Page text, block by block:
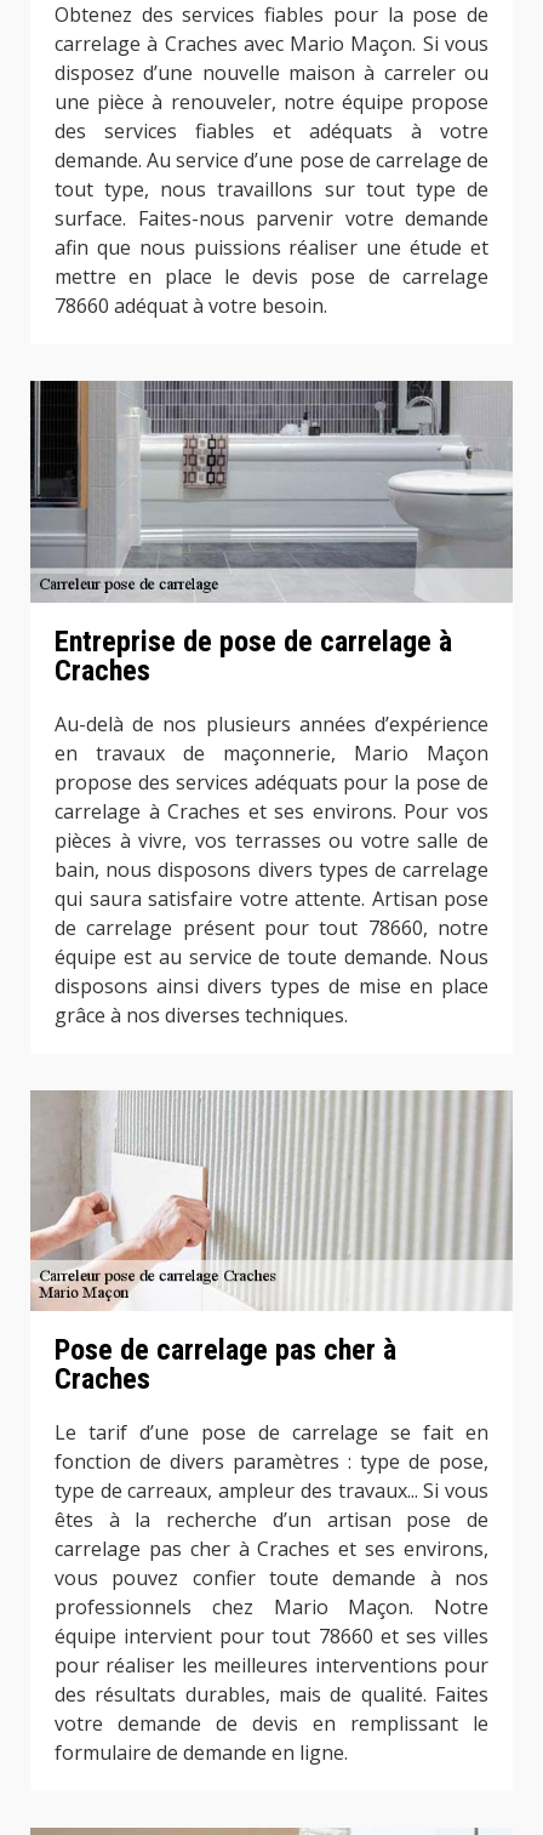
Obtenez des services fiables pour la pose de
carrelage à Craches avec Mario Maçon. Si vous
disposez d’une nouvelle maison à carreler ou
une pièce à renouveler, notre équipe propose
des services fiables et adéquats à votre
demande. Au service d’une pose de carrelage de
tout type, nous travaillons sur tout type de
surface. Faites-nous parvenir votre demande
afin que nous puissions réaliser une étude et
mettre en place le devis pose de carrelage
78660 adéquat à votre besoin.
Entreprise de pose de carrelage à
Craches
Au-delà de nos plusieurs années d’expérience
en travaux de maçonnerie, Mario Maçon
propose des services adéquats pour la pose de
carrelage à Craches et ses environs. Pour vos
pièces à vivre, vos terrasses ou votre salle de
bain, nous disposons divers types de carrelage
qui saura satisfaire votre attente. Artisan pose
de carrelage présent pour tout 78660, notre
équipe est au service de toute demande. Nous
disposons ainsi divers types de mise en place
grâce à nos diverses techniques.
Pose de carrelage pas cher à
Craches
Le tarif d’une pose de carrelage se fait en
fonction de divers paramètres : type de pose,
type de carreaux, ampleur des travaux... Si vous
êtes à la recherche d’un artisan pose de
carrelage pas cher à Craches et ses environs,
vous pouvez confier toute demande à nos
professionnels chez Mario Maçon. Notre
équipe intervient pour tout 78660 et ses villes
pour réaliser les meilleures interventions pour
des résultats durables, mais de qualité. Faites
votre demande de devis en remplissant le
formulaire de demande en ligne.